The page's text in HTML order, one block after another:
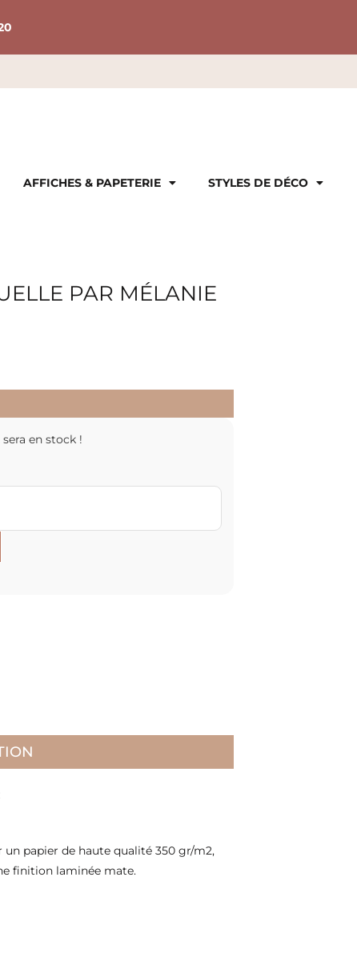
AFFICHES & PAPETERIE STYLES DE DÉCO
PAR MÉLANIE
en stock !
papier de haute qualité 350 gr/m2,
finition laminée mate.